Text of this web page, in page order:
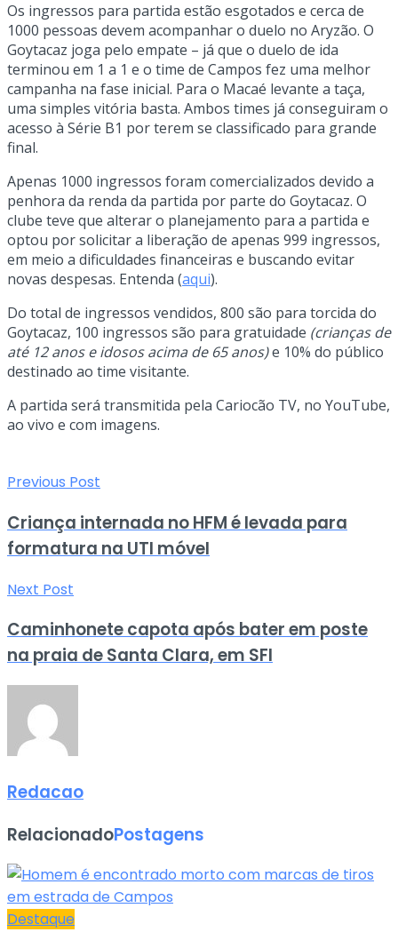
Os ingressos para partida estão esgotados e cerca de
1000 pessoas devem acompanhar o duelo no Aryzão. O
Goytacaz joga pelo empate – já que o duelo de ida
terminou em 1 a 1 e o time de Campos fez uma melhor
campanha na fase inicial. Para o Macaé levante a taça,
uma simples vitória basta. Ambos times já conseguiram o
acesso à Série B1 por terem se classificado para grande
final.
Apenas 1000 ingressos foram comercializados devido a
penhora da renda da partida por parte do Goytacaz. O
clube teve que alterar o planejamento para a partida e
optou por solicitar a liberação de apenas 999 ingressos,
em meio a dificuldades financeiras e buscando evitar
novas despesas. Entenda (aqui).
Do total de ingressos vendidos, 800 são para torcida do
Goytacaz, 100 ingressos são para gratuidade (crianças de
até 12 anos e idosos acima de 65 anos)e 10% do público
destinado ao time visitante.
A partida será transmitida pela Cariocão TV, no YouTube,
ao vivo e com imagens.
Previous Post
Criança internada no HFM é levada para
formatura na UTI móvel
Next Post
Caminhonete capota após bater em poste
na praia de Santa Clara, em SFI
Redacao
RelacionadoPostagens
Destaque